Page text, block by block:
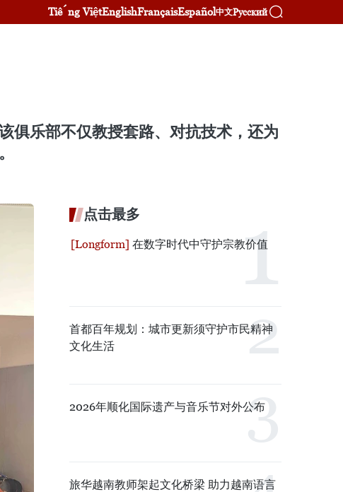
Tiếng ViệtEnglishFrançaisEspañol中文Русский
俱乐部不仅教授套路、对抗技术，还为
点击最多
在数字时代中守护宗教价值
首都百年规划：城市更新须守护市民精神
文化生活
2026年顺化国际遗产与音乐节对外公布
旅华越南教师架起文化桥梁 助力越南语言